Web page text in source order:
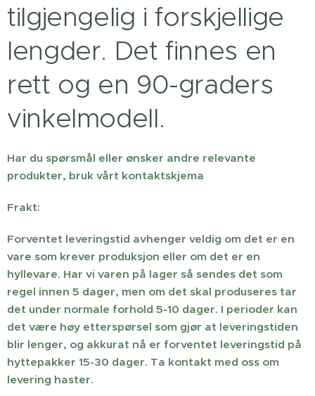
tilgjengelig i forskjellige
lengder. Det finnes en
rett og en 90-graders
vinkelmodell.
Har du spørsmål eller ønsker andre relevante
produkter, bruk vårt kontaktskjema
Frakt:
Forventet leveringstid avhenger veldig om det er en
vare som krever produksjon eller om det er en
hyllevare. Har vi varen på lager så sendes det som
regel innen 5 dager, men om det skal produseres tar
det under normale forhold 5-10 dager. I perioder kan
det være høy etterspørsel som gjør at leveringstiden
blir lenger, og akkurat nå er forventet leveringstid på
hyttepakker 15-30 dager. Ta kontakt med oss om
levering haster.